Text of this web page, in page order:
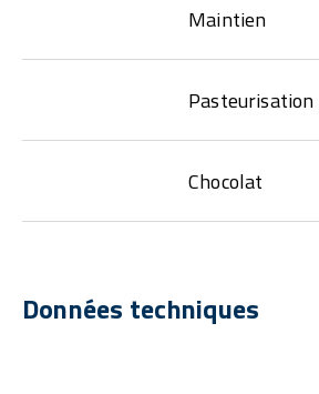
Maintien
Pasteurisation
Chocolat
Données techniques